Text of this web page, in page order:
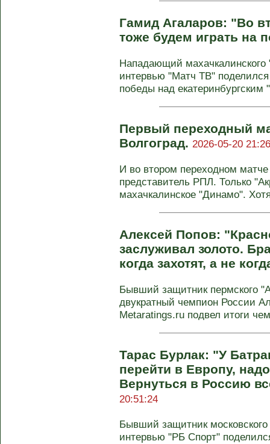
Гамид Агаларов: "Во
тоже будем играть на
Нападающий
интервью "Матч ТВ"
победы над екатеринбургским
Первый переходный
Волгоград. 2026-05-20
И во втором переходном
представитель РПЛ. Только
махачкалинское "Динамо".
Алексей Попов:
заслуживал золото.
когда захотят, а не
Бывший защитник пермского
двукратный чемпион России
Metaratings.ru подвел итоги
Тарас Бурлак: "У
перейти в Европу,
Вернуться в Россию
20:51:24
Бывший защитник
интервью "РБ Спорт"